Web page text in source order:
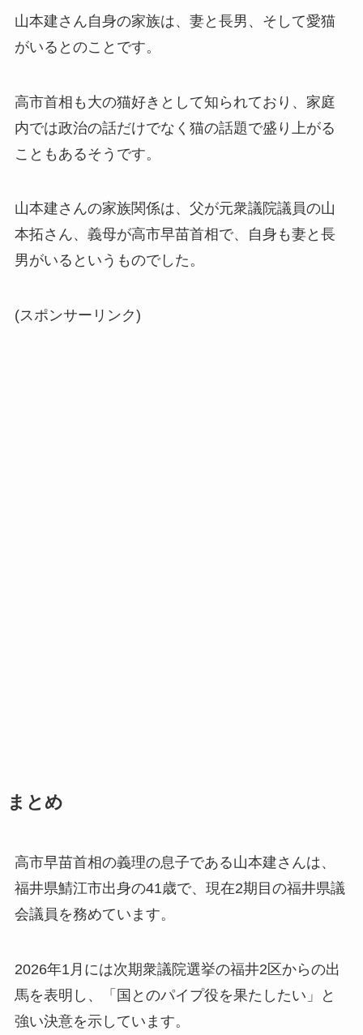
山本建さん自身の家族は、妻と長男、そして愛猫
がいるとのことです。
高市首相も大の猫好きとして知られており、家庭
内では政治の話だけでなく猫の話題で盛り上がる
こともあるそうです。
山本建さんの家族関係は、父が元衆議院議員の山
本拓さん、義母が高市早苗首相で、自身も妻と長
男がいるというものでした。
(スポンサーリンク)
まとめ
高市早苗首相の義理の息子である山本建さんは、
福井県鯖江市出身の41歳で、現在2期目の福井県議
会議員を務めています。
2026年1月には次期衆議院選挙の福井2区からの出
馬を表明し、「国とのパイプ役を果たしたい」と
強い決意を示しています。